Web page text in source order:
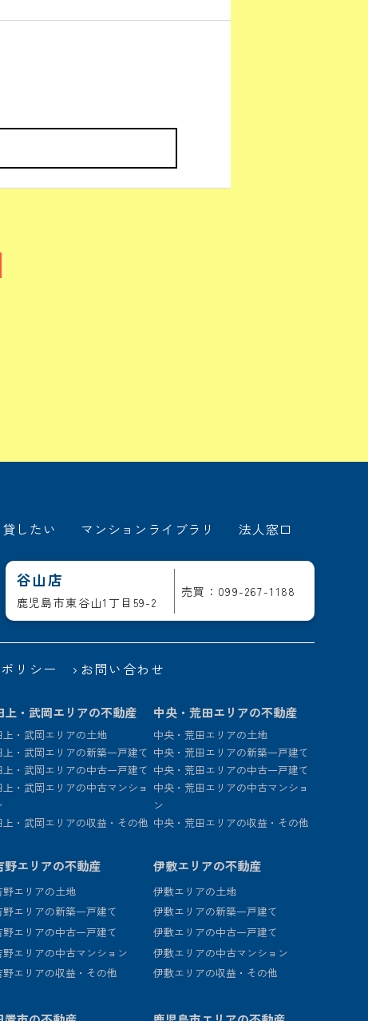
貸したい マンションライブラリ 法人窓口
谷山店
鹿児島市東谷山1丁目59-2
売買：099-267-1188
リシー お問い合わせ
上・武岡エリアの不動産
上・武岡エリアの土地
上・武岡エリアの新築一戸建て
上・武岡エリアの中古一戸建て
上・武岡エリアの中古マンショ
上・武岡エリアの収益・その他
中央・荒田エリアの不動産
中央・荒田エリアの土地
中央・荒田エリアの新築一戸建て
中央・荒田エリアの中古一戸建て
中央・荒田エリアの中古マンショ
ン
中央・荒田エリアの収益・その他
野エリアの不動産
野エリアの土地
野エリアの新築一戸建て
野エリアの中古一戸建て
野エリアの中古マンション
野エリアの収益・その他
伊敷エリアの不動産
伊敷エリアの土地
伊敷エリアの新築一戸建て
伊敷エリアの中古一戸建て
伊敷エリアの中古マンション
伊敷エリアの収益・その他